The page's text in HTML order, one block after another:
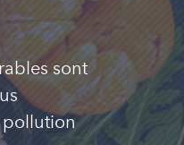
sont
pollution